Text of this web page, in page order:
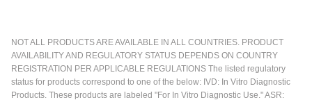
NOT ALL PRODUCTS ARE AVAILABLE IN ALL COUNTRIES. PRODUCT
AVAILABILITY AND REGULATORY STATUS DEPENDS ON COUNTRY
REGISTRATION PER APPLICABLE REGULATIONS The listed regulatory
status for products correspond to one of the below: IVD: In Vitro Diagnostic
Products. These products are labeled "For In Vitro Diagnostic Use." ASR: